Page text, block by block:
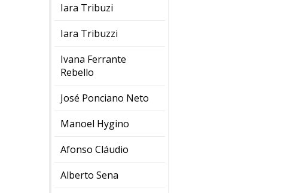
Iara Tribuzi
Iara Tribuzzi
Ivana Ferrante
Rebello
José Ponciano Neto
Manoel Hygino
Afonso Cláudio
Alberto Sena